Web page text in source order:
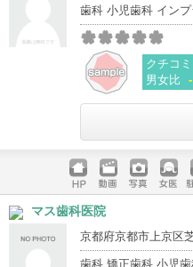
歯科 小児歯科 インプ
クチコミ
男女比
ホームペ
ージ
動画 写真 女医
マス歯科医院
京都府京都市上京区
歯科 矯正歯科 小児